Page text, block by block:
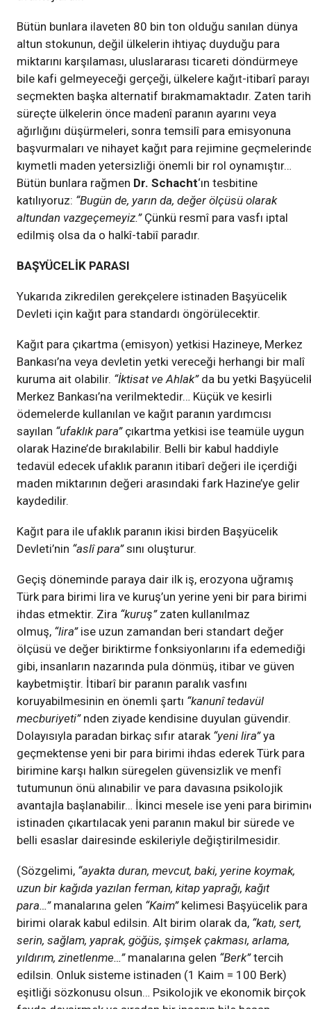
Bütün bunlara ilaveten 80 bin ton olduğu sanılan dünya
altun stokunun, değil ülkelerin ihtiyaç duyduğu para
miktarını karşılaması, uluslararası ticareti döndürmeye
bile kafi gelmeyeceği gerçeği, ülkelere kağıt-itibarî parayı
seçmekten başka alternatif bırakmamaktadır. Zaten
süreçte ülkelerin önce madenî paranın ayarını veya
ağırlığını düşürmeleri, sonra temsilî para emisyonuna
başvurmaları ve nihayet kağıt para rejimine
kıymetli maden yetersizliği önemli bir rol oynamıştır…
Bütün bunlara rağmen Dr. Schacht‘ın tesbitine
katılıyoruz: “Bugün de, yarın da, değer ölçüsü olarak
altundan vazgeçemeyiz.”Çünkü resmî para vasfı iptal
edilmiş olsa da o halkî-tabiî paradır.
BAŞYÜCELİK PARASI
Yukarıda zikredilen gerekçelere istinaden Başyücelik
Devleti için kağıt para standardı öngörülecektir.
Kağıt para çıkartma (emisyon) yetkisi Hazineye, Merkez
Bankası’na veya devletin yetki vereceği herhangi bir malî
kuruma ait olabilir. “İktisat ve Ahlak” da bu yetki
Merkez Bankası’na verilmektedir… Küçük ve kesirli
ödemelerde kullanılan ve kağıt paranın yardımcısı
sayılan “ufaklık para”çıkartma yetkisi ise teamüle uygun
olarak Hazine’de bırakılabilir. Belli bir kabul haddiyle
tedavül edecek ufaklık paranın itibarî değeri ile içerdiği
maden miktarının değeri arasındaki fark Hazine’ye gelir
kaydedilir.
Kağıt para ile ufaklık paranın ikisi birden Başyücelik
Devleti’nin “aslî para”sını oluşturur.
Geçiş döneminde paraya dair ilk iş, erozyona uğramış
Türk para birimi lira ve kuruş’un yerine yeni bir para birimi
ihdas etmektir. Zira “kuruş”zaten kullanılmaz
olmuş, “lira”ise uzun zamandan beri standart değer
ölçüsü ve değer biriktirme fonksiyonlarını ifa edemediği
gibi, insanların nazarında pula dönmüş, itibar ve güven
kaybetmiştir. İtibarî bir paranın paralık vasfını
koruyabilmesinin en önemli şartı “kanunî tedavül
mecburiyeti”nden ziyade kendisine duyulan güvendir.
Dolayısıyla paradan birkaç sıfır atarak “yeni lira”ya
geçmektense yeni bir para birimi ihdas ederek Türk para
birimine karşı halkın süregelen güvensizlik ve menfî
tutumunun önü alınabilir ve para davasına psikolojik
avantajla başlanabilir… İkinci mesele ise yeni para
istinaden çıkartılacak yeni paranın makul bir sürede ve
belli esaslar dairesinde eskileriyle değiştirilmesidir.
(Sözgelimi, “ayakta duran, mevcut, baki, yerine koymak,
uzun bir kağıda yazılan ferman, kitap yaprağı, kağıt
para…”manalarına gelen “Kaim”kelimesi Başyücelik para
birimi olarak kabul edilsin. Alt birim olarak da, “katı, sert,
serin, sağlam, yaprak, göğüs, şimşek çakması, arlama,
yıldırım, zinetlenme…”manalarına gelen “Berk”tercih
edilsin. Onluk sisteme istinaden (1 Kaim = 100 Berk)
eşitliği sözkonusu olsun… Psikolojik ve ekonomik birçok